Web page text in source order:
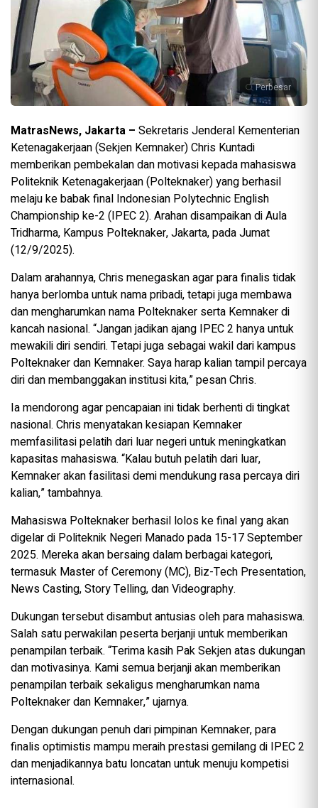
Perbesar
MatrasNews, Jakarta – Sekretaris Jenderal Kementerian
Ketenagakerjaan (Sekjen Kemnaker) Chris Kuntadi
memberikan pembekalan dan motivasi kepada mahasiswa
Politeknik Ketenagakerjaan (Polteknaker) yang berhasil
melaju ke babak final Indonesian Polytechnic English
Championship ke-2 (IPEC 2). Arahan disampaikan di Aula
Tridharma, Kampus Polteknaker, Jakarta, pada Jumat
(12/9/2025).
Dalam arahannya, Chris menegaskan agar para finalis tidak
hanya berlomba untuk nama pribadi, tetapi juga membawa
dan mengharumkan nama Polteknaker serta Kemnaker di
kancah nasional. “Jangan jadikan ajang IPEC 2 hanya untuk
mewakili diri sendiri. Tetapi juga sebagai wakil dari kampus
Polteknaker dan Kemnaker. Saya harap kalian tampil percaya
diri dan membanggakan institusi kita,” pesan Chris.
Ia mendorong agar pencapaian ini tidak berhenti di tingkat
nasional. Chris menyatakan kesiapan Kemnaker
memfasilitasi pelatih dari luar negeri untuk meningkatkan
kapasitas mahasiswa. “Kalau butuh pelatih dari luar,
Kemnaker akan fasilitasi demi mendukung rasa percaya diri
kalian,” tambahnya.
Mahasiswa Polteknaker berhasil lolos ke final yang akan
digelar di Politeknik Negeri Manado pada 15-17 September
2025. Mereka akan bersaing dalam berbagai kategori,
termasuk Master of Ceremony (MC), Biz-Tech Presentation,
News Casting, Story Telling, dan Videography.
Dukungan tersebut disambut antusias oleh para mahasiswa.
Salah satu perwakilan peserta berjanji untuk memberikan
penampilan terbaik. “Terima kasih Pak Sekjen atas dukungan
dan motivasinya. Kami semua berjanji akan memberikan
penampilan terbaik sekaligus mengharumkan nama
Polteknaker dan Kemnaker,” ujarnya.
Dengan dukungan penuh dari pimpinan Kemnaker, para
finalis optimistis mampu meraih prestasi gemilang di IPEC 2
dan menjadikannya batu loncatan untuk menuju kompetisi
internasional.